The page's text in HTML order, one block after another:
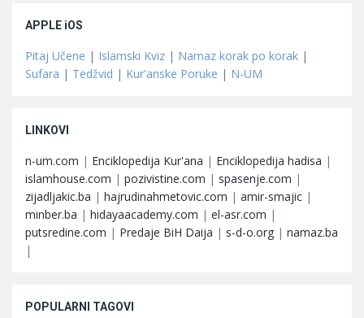
APPLE iOS
Pitaj Učene | Islamski Kviz | Namaz korak po korak |
Sufara | Tedžvid | Kur'anske Poruke | N-UM
LINKOVI
n-um.com | Enciklopedija Kur'ana | Enciklopedija hadisa |
islamhouse.com | pozivistine.com | spasenje.com |
zijadljakic.ba | hajrudinahmetovic.com | amir-smajic |
minber.ba | hidayaacademy.com | el-asr.com |
putsredine.com | Predaje BiH Daija | s-d-o.org | namaz.ba
|
POPULARNI TAGOVI